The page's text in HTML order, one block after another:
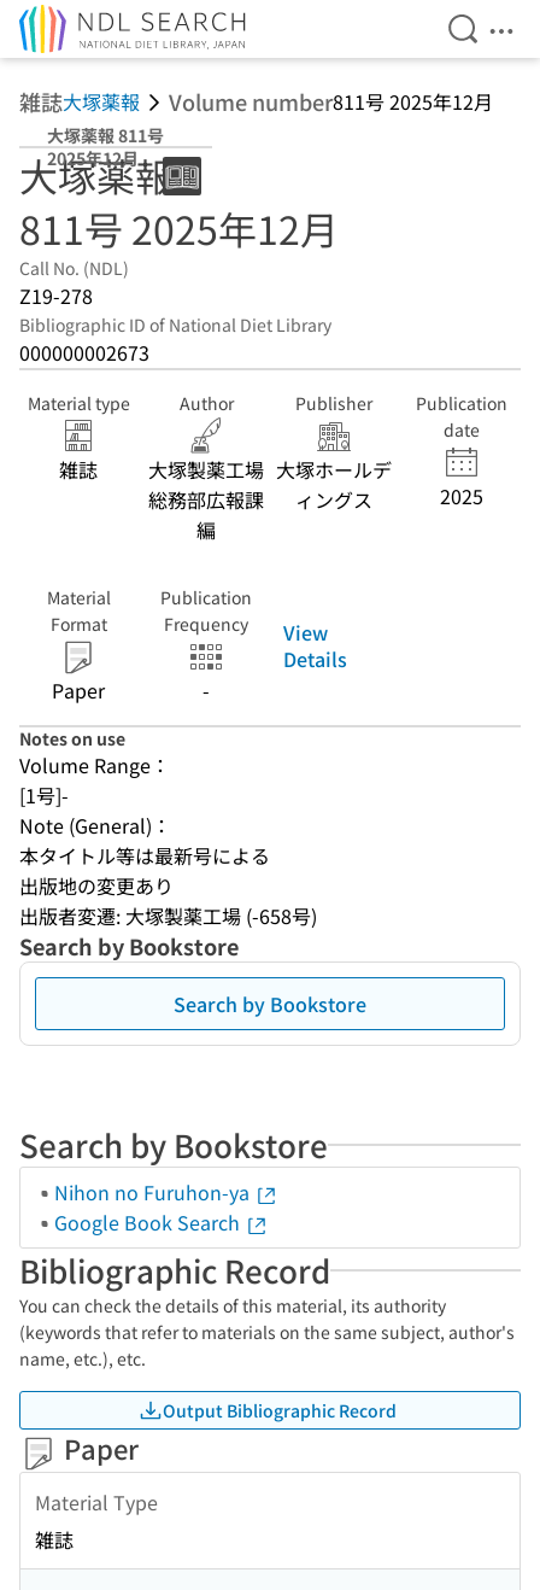
Open
雑誌大塚薬報 Volume number811号 2025年12月
大塚薬報 811号
2025年12月
大塚薬報
811号 2025年12月
Call No. (NDL)
Z19-278
Bibliographic ID of National Diet Library
000000002673
Material type
雑誌
Author
大塚製薬工場
総務部広報課
編
Publisher
大塚ホールデ
ィングス
Publication
date
2025
Material
Format
Paper
Publication
Frequency
-
View
Details
Notes on use
Volume Range：
[1号]-
Note (General)：
本タイトル等は最新号による
出版地の変更あり
出版者変遷: 大塚製薬工場 (-658号)
Search by Bookstore
Search by Bookstore
Search by Bookstore
Nihon no Furuhon-ya
Google Book Search
Bibliographic Record
You can check the details of this material, its authority
(keywords that refer to materials on the same subject, author's
name, etc.), etc.
Output Bibliographic Record
Paper
Material Type
雑誌